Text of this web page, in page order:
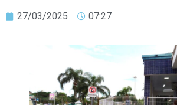
27/03/2025 07:27